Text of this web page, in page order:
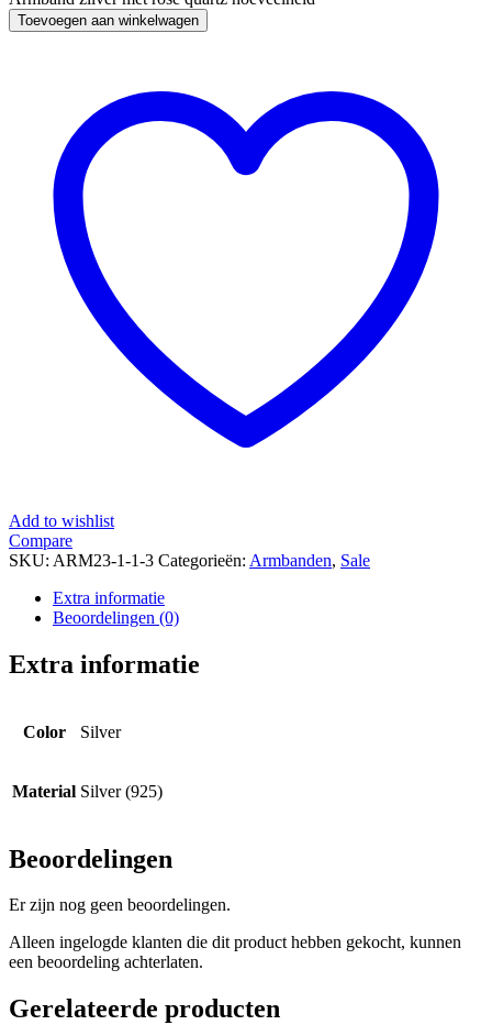
Toevoegen aan winkelwagen
Add to wishlist
Compare
SKU: ARM23-1-1-3 Categorieën: Armbanden, Sale
Extra informatie
Beoordelingen (0)
Extra informatie
Color Silver
Material Silver (925)
Beoordelingen
Er zijn nog geen beoordelingen.
Alleen ingelogde klanten die dit product hebben gekocht, kunnen
een beoordeling achterlaten.
Gerelateerde producten